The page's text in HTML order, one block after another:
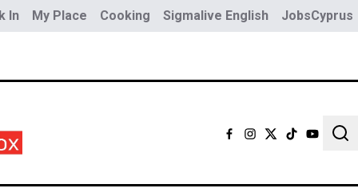
In My Place Cooking Sigmalive English JobsCyprus